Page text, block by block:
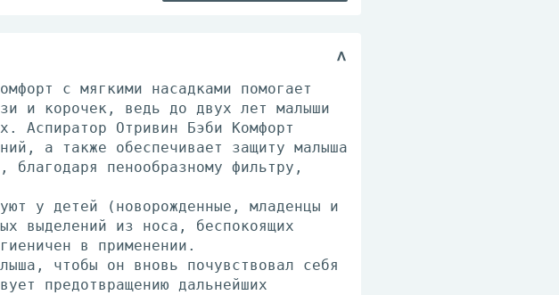
с мягкими насадками помогает
и корочек, ведь до двух лет малыши
Аспиратор Отривин Бэби Комфорт
а также обеспечивает защиту малыша
пенообразному фильтру,
у детей (новорожденные, младенцы и
выделений из носа, беспокоящих
в применении.
чтобы он вновь почувствовал себя
предотвращению дальнейших